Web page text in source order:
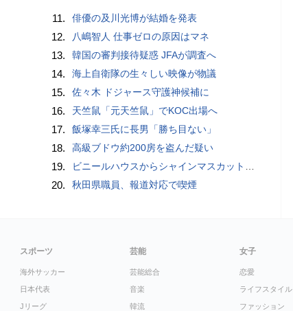
11. 俳優の及川光博が結婚を発表
12. 八嶋智人 仕事ゼロの原因はマネ
13. 韓国の審判接待疑惑 JFAが調査へ
14. 海上自衛隊の生々しい映像が物議
15. 佐々木 ドジャース守護神候補に
16. 天竺鼠「元天竺鼠」でKOC出場へ
17. 飯塚幸三氏に長男「勝ち目ない」
18. 高級ブドウ約200房を盗んだ疑い
19. ビニールハウスからシャインマスカット約200房を盗んだ疑い ネットで販売か 無職の男（42）逮捕 岡山県警
20. 秋田県職員、報道対応で喫煙
スポーツ
海外サッカー
日本代表
Jリーグ
芸能
芸能総合
音楽
韓流
女子
恋愛
ライフスタイル
ファッション